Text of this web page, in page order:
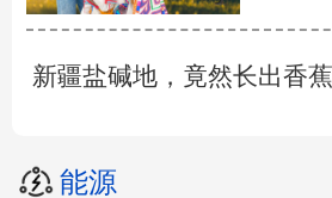
新疆盐碱地，竟然长出香
能源